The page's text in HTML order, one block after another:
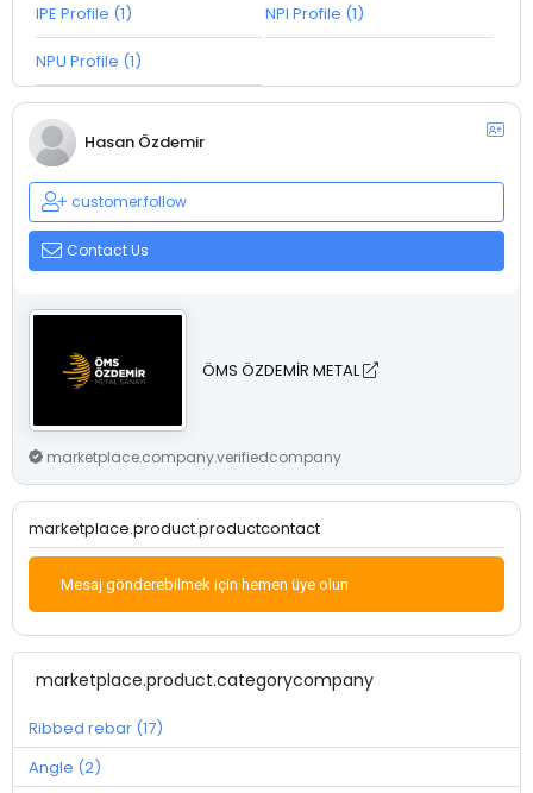
IPE Profile (1) NPI Profile (1)
NPU Profile (1)
Hasan Özdemir
customer.follow
Contact Us
ÖMS ÖZDEMİR METAL
marketplace.company.verifiedcompany
marketplace.product.productcontact
Mesaj gönderebilmek için hemen üye olun
marketplace.product.categorycompany
Ribbed rebar (17)
Angle (2)